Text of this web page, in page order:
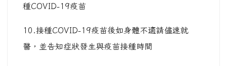
種COVID-19疫苗
10.接種COVID-19疫苗後如身體不適請儘速就
醫，並告知症狀發生與疫苗接種時間